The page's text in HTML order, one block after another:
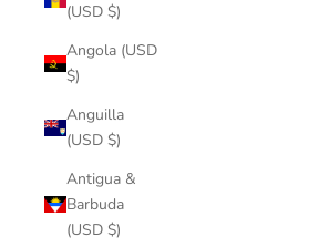
(USD $)
Angola (USD
$)
Anguilla
(USD $)
Antigua &
Barbuda
(USD $)